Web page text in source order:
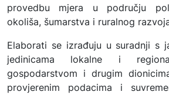
provedbu mjera u području
okoliša, šumarstva i ruralnog
Elaborati se izrađuju u suradnji s
jedinicama lokalne i
gospodarstvom i drugim
provjerenim podacima i